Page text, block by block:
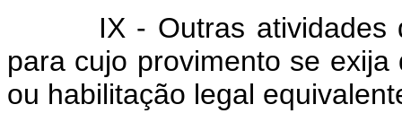
IX - Outras
para cujo provimento se
ou habilitação legal